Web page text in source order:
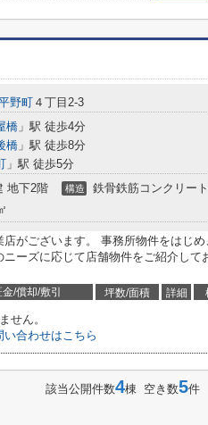
野町 ４丁目2-3
橋 」駅 徒歩4分
橋 」駅 徒歩8分
」駅 徒歩5分
地下2階 構造 鉄骨鉄筋コンクリート
がございます。 事務所物件をはじ
ーズに応じて店舗物件をご紹介して
/償却/敷引 坪数/面積 詳細
せん。
合わせはこちら
該当公開件数4棟 空き数5件